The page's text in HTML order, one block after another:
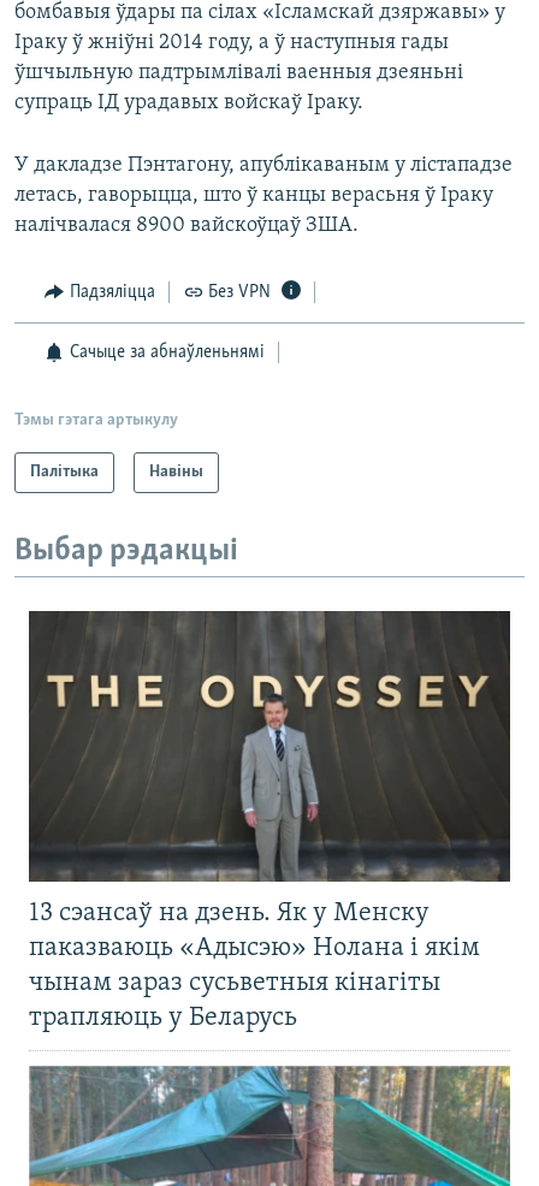
бомбавыя ўдары па сілах «Ісламскай дзяржавы» у
Іраку ў жніўні 2014 году, а ў наступныя гады
ўшчыльную падтрымлівалі ваенныя дзеяньні
супраць ІД урадавых войскаў Іраку.
У дакладзе Пэнтагону, апублікаваным у лістападзе
летась, гаворыцца, што ў канцы верасьня ў Іраку
налічвалася 8900 вайскоўцаў ЗША.
Падзяліцца Без VPN
Сачыце за абнаўленьнямі
Тэмы гэтага артыкулу
Палітыка Навіны
Выбар рэдакцыі
13 сэансаў на дзень. Як у Менску
паказваюць «Адысэю» Нолана і якім
чынам зараз сусьветныя кінагіты
трапляюць у Беларусь